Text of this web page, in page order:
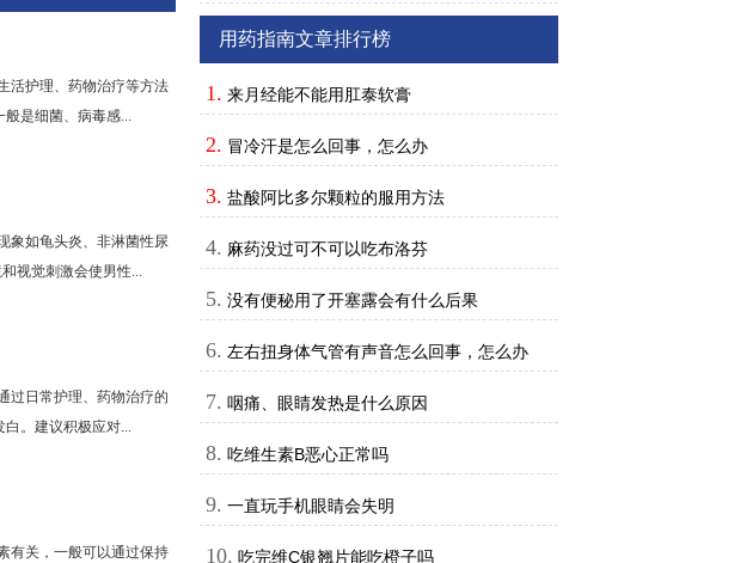
活护理、药物治疗等方法
是细菌、病毒感...
象如龟头炎、非淋菌性尿
视觉刺激会使男性...
过日常护理、药物治疗的
。建议积极应对...
有关，一般可以通过保持
用药指南文章排行榜
1. 来月经能不能用肛泰软膏
2. 冒冷汗是怎么回事，怎么办
3. 盐酸阿比多尔颗粒的服用方法
4. 麻药没过可不可以吃布洛芬
5. 没有便秘用了开塞露会有什么后果
6. 左右扭身体气管有声音怎么回事，怎么办
7. 咽痛、眼睛发热是什么原因
8. 吃维生素B恶心正常吗
9. 一直玩手机眼睛会失明
10. 吃完维C银翘片能吃橙子吗